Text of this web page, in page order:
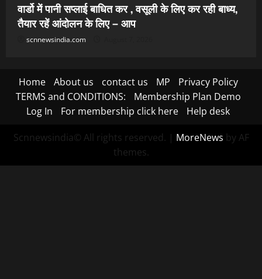
वार्डो में पानी सप्लाई बाधित कर , वसूली के लिए कर रही बाध्य,
तैयार रहें आंदोलन के लिए – आप
scnnewsindia.com
Home About us contact us MP
Privacy Policy
TERMS and CONDITIONS:
Membership Plan Demo
Log In
For membership click here Help desk
Scnnewsindia© All rights reserved. | MoreNews by AF
themes.